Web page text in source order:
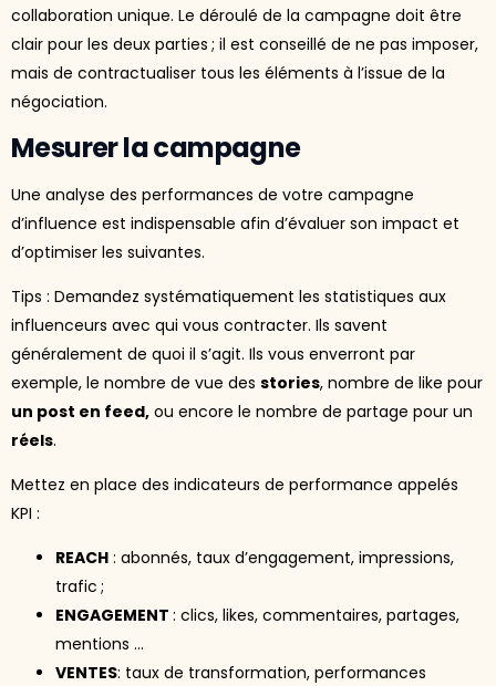
collaboration unique. Le déroulé de la campagne doit être
clair pour les deux parties ; il est conseillé de ne pas imposer,
mais de contractualiser tous les éléments à l’issue de la
négociation.
Mesurer la campagne
Une analyse des performances de votre campagne
d’influence est indispensable afin d’évaluer son impact et
d’optimiser les suivantes.
Tips : Demandez systématiquement les statistiques aux
influenceurs avec qui vous contracter. Ils savent
généralement de quoi il s’agit. Ils vous enverront par
exemple, le nombre de vue des stories, nombre de like pour
un post en feed, ou encore le nombre de partage pour un
réels.
Mettez en place des indicateurs de performance appelés
KPI :
REACH : abonnés, taux d’engagement, impressions,
trafic ;
ENGAGEMENT : clics, likes, commentaires, partages,
mentions …
VENTES: taux de transformation, performances